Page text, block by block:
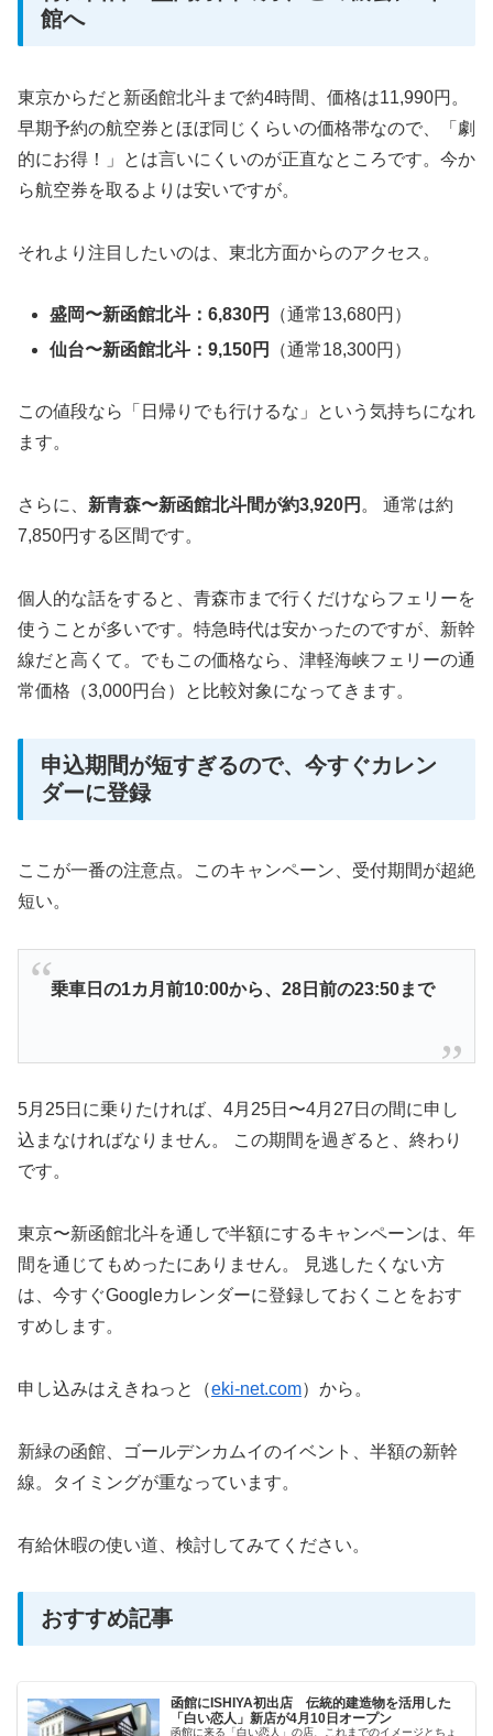
館へ
東京からだと新函館北斗まで約4時間、価格は11,990円。
早期予約の航空券とほぼ同じくらいの価格帯なので、「劇
的にお得！」とは言いにくいのが正直なところです。今か
ら航空券を取るよりは安いですが。
それより注目したいのは、東北方面からのアクセス。
盛岡〜新函館北斗：6,830円
（通常13,680円）
仙台〜新函館北斗：9,150円
（通常18,300円）
この値段なら「日帰りでも行けるな」という気持ちになれ
ます。
さらに、 新青森〜新函館北斗間が約3,920円 。 通常は約
7,850円する区間です。
個人的な話をすると、青森市まで行くだけならフェリーを
使うことが多いです。特急時代は安かったのですが、新幹
線だと高くて。でもこの価格なら、津軽海峡フェリーの通
常価格（3,000円台）と比較対象になってきます。
申込期間が短すぎるので、今すぐカレン
ダーに登録
ここが一番の注意点。このキャンペーン、受付期間が超絶
短い。
乗車日の1カ月前10:00から、28日前の23:50まで
5月25日に乗りたければ、4月25日〜4月27日の間に申し
込まなければなりません。 この期間を過ぎると、終わり
です。
東京〜新函館北斗を通しで半額にするキャンペーンは、年
間を通じてもめったにありません。 見逃したくない方
は、今すぐGoogleカレンダーに登録しておくことをおす
すめします。
申し込みはえきねっと（eki-net.com）から。
新緑の函館、ゴールデンカムイのイベント、半額の新幹
線。タイミングが重なっています。
有給休暇の使い道、検討してみてください。
おすすめ記事
函館にISHIYA初出店 伝統的建造物を活用した
「白い恋人」新店が4月10日オープン
函館に来る「白い恋人」の店、これまでのイメージとちょ